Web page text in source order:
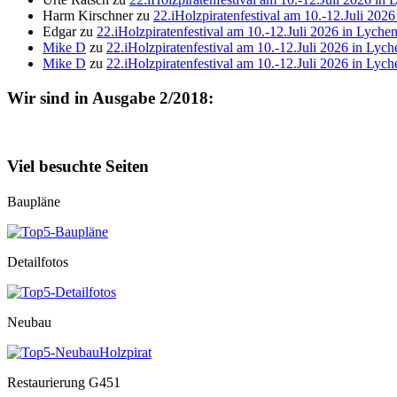
Harm Kirschnerzu 22.iHolzpiratenfestival am 10.-12.Juli
Edgarzu 22.iHolzpiratenfestival am 10.-12.Juli 2026 in Lychen
Mike D zu 22.iHolzpiratenfestival am 10.-12.Juli 2026 in
Mike D zu 22.iHolzpiratenfestival am 10.-12.Juli 2026 in
Wir sind in Ausgabe 2/2018:
Viel besuchte Seiten
Baupläne
Detailfotos
Neubau
Restaurierung G451